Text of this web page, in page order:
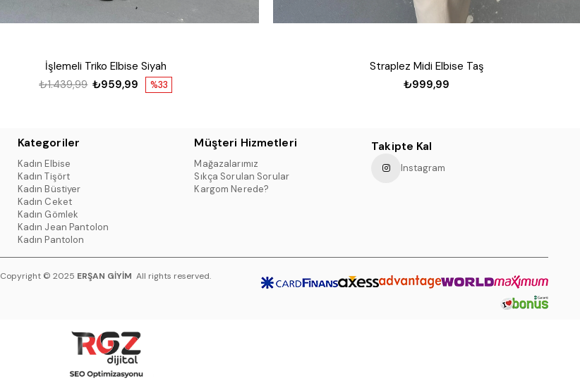
İşlemeli Triko Elbise Siyah
%33
₺959,99
₺1.439,99
Straplez Midi Elbise Taş
₺999,99
Kategoriler
Kadın Elbise
Kadın Tişört
Kadın Büstiyer
Kadın Ceket
Kadın Gömlek
Kadın Jean Pantolon
Kadın Pantolon
Müşteri Hizmetleri
Mağazalarımız
Sıkça Sorulan Sorular
Kargom Nerede?
Takipte Kal
Instagram
Copyright © 2025 ERŞAN GİYİM All rights reserved.